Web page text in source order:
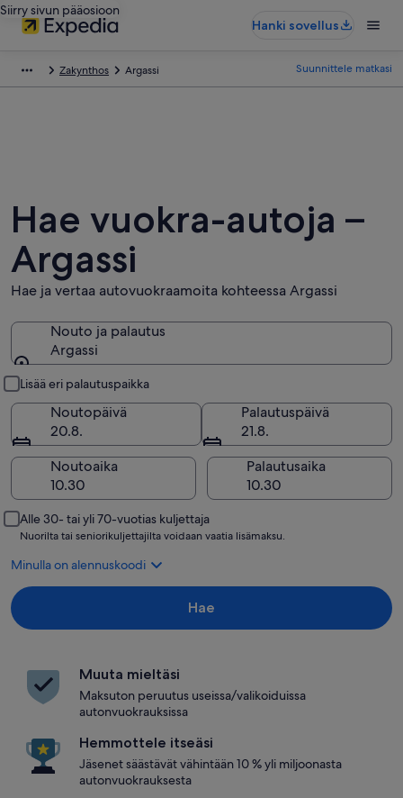
Siirry sivun pääosioon
Hanki sovellus
Zakynthos Argassi Suunnittele matkasi
Hae vuokra-autoja –
Argassi
Hae ja vertaa autovuokraamoita kohteessa Argassi
Nouto ja palautus
Argassi
Lisää eri palautuspaikka
Noutopäivä
20.8.
Palautuspäivä
21.8.
Noutoaika
Palautusaika
Alle 30- tai yli 70-vuotias kuljettaja
Nuorilta tai seniorikuljettajilta voidaan vaatia lisämaksu.
Minulla on alennuskoodi
Hae
Muuta mieltäsi
Maksuton peruutus useissa/valikoiduissa
autonvuokrauksissa
Hemmottele itseäsi
Jäsenet säästävät vähintään 10 % yli miljoonasta
autonvuokrauksesta